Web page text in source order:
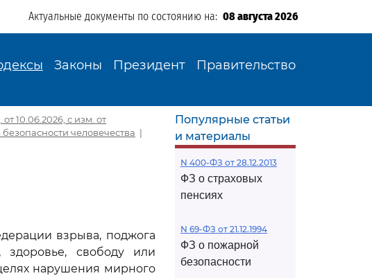
Актуальные документы по состоянию на: 08 августа 2026
Законы Президент Правительство
10.06.2026, с изм. от
человечества |
взрыва, поджога
свободу или
нарушения мирного
Популярные статьи
и материалы
N 400-ФЗ от 28.12.2013
ФЗ о страховых
пенсиях
N 69-ФЗ от 21.12.1994
ФЗ о пожарной
безопасности